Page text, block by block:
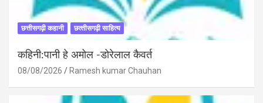
छत्तीसगढ़ी कहानी छत्‍तीसगढ़ी साहित्‍य
कहिनी:पानी हे अमोल -डोरेलाल कैवर्त
08/08/2026 Ramesh kumar Chauhan